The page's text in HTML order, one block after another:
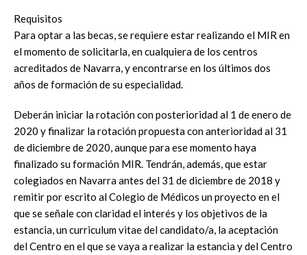
Requisitos
Para optar a las becas, se requiere estar realizando el MIR en
el momento de solicitarla, en cualquiera de los centros
acreditados de Navarra, y encontrarse en los últimos dos
años de formación de su especialidad.
Deberán iniciar la rotación con posterioridad al 1 de enero de
2020 y finalizar la rotación propuesta con anterioridad al 31
de diciembre de 2020, aunque para ese momento haya
finalizado su formación MIR. Tendrán, además, que estar
colegiados en Navarra antes del 31 de diciembre de 2018 y
remitir por escrito al Colegio de Médicos un proyecto en el
que se señale con claridad el interés y los objetivos de la
estancia, un curriculum vitae del candidato/a, la aceptación
del Centro en el que se vaya a realizar la estancia y del Centro